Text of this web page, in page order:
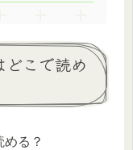
どこで読め
める？